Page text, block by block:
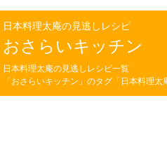
日本料理太庵の見逃しレシピ
おさらいキッチン
日本料理太庵の見逃しレシピ一覧
「おさらいキッチン」のタグ「日本料理